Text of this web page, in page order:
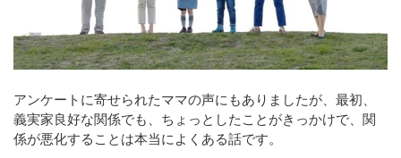
アンケートに寄せられたママの声にもありましたが、最初、
義実家良好な関係でも、ちょっとしたことがきっかけで、関
係が悪化することは本当によくある話です。